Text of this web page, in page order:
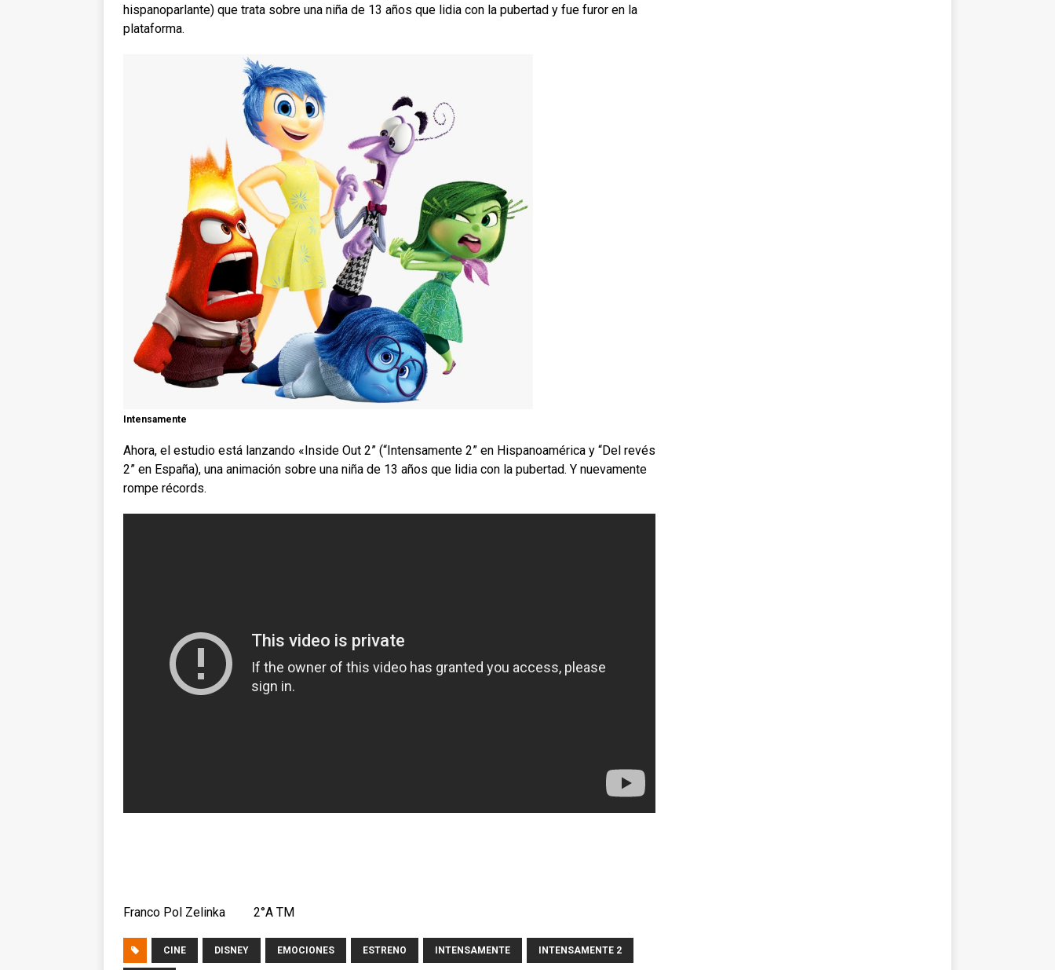
hispanoparlante) que trata sobre una niña de 13 años que lidia con la pubertad y fue furor en la
plataforma.
Intensamente
Ahora, el estudio está lanzando «Inside Out 2” (“Intensamente 2” en Hispanoamérica y “Del revés
2” en España), una animación sobre una niña de 13 años que lidia con la pubertad. Y nuevamente
rompe récords.
Franco Pol Zelinka 2°A TM
CINE DISNEY EMOCIONES ESTRENO INTENSAMENTE INTENSAMENTE 2